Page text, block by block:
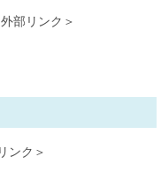
外部リンク＞
ンク＞